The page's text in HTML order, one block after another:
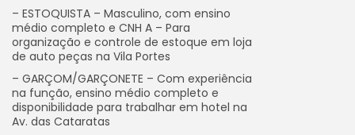
– ESTOQUISTA – Masculino, com ensino
médio completo e CNH A – Para
organização e controle de estoque em loja
de auto peças na Vila Portes
– GARÇOM/GARÇONETE – Com experiência
na função, ensino médio completo e
disponibilidade para trabalhar em hotel na
Av. das Cataratas